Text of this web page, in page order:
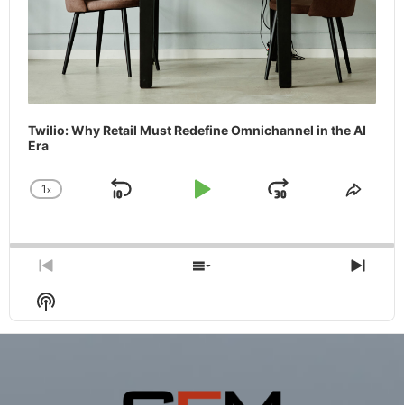
Twilio: Why Retail Must Redefine Omnichannel in the AI
Era
Change
1x
Skip
Play
Jump
Share
Previous
Episode
Show
Episodes
Next
Show
Podcast
Information